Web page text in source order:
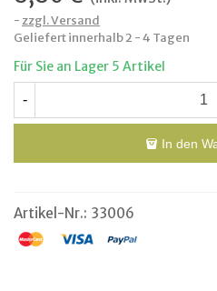
zzgl. Versand
Geliefert innerhalb 2 - 4 Tagen
Für Sie an Lager 5 Artikel
-
In den
Artikel-Nr.: 33006